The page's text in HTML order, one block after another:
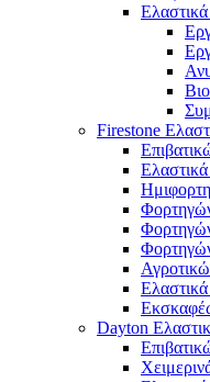
Firestone
Dayton